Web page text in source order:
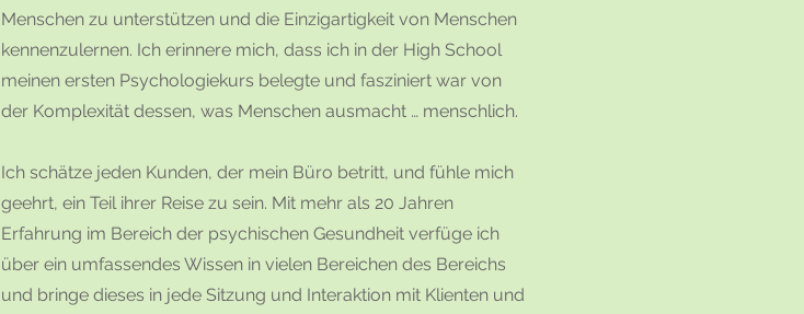
Menschen zu unterstützen und die Einzigartigkeit von Menschen
kennenzulernen. Ich erinnere mich, dass ich in der High School
meinen ersten Psychologiekurs belegte und fasziniert war von
der Komplexität dessen, was Menschen ausmacht … menschlich.
Ich schätze jeden Kunden, der mein Büro betritt, und fühle mich
geehrt, ein Teil ihrer Reise zu sein. Mit mehr als 20 Jahren
Erfahrung im Bereich der psychischen Gesundheit verfüge ich
über ein umfassendes Wissen in vielen Bereichen des Bereichs
und bringe dieses in jede Sitzung und Interaktion mit Klienten und